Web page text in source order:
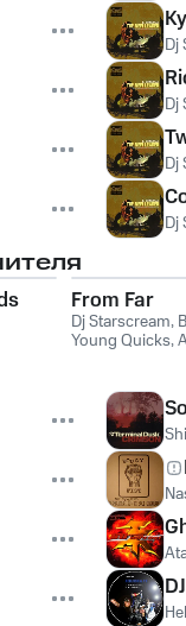
Dj
Dj
Dj
Dj
From Far
Dj Starscream,
Young Quicks,